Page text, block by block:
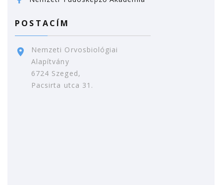
POSTACÍM
Nemzeti Orvosbiológiai
Alapítvány
6724 Szeged,
Pacsirta utca 31.